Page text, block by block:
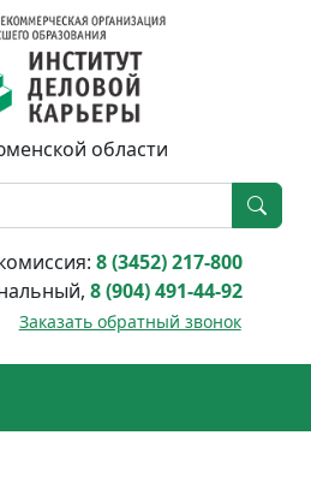
области
8 (3452) 217-800
8 (904) 491-44-92
Заказать обратный звонок